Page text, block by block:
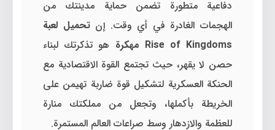
دفاعية متطورة تضمن حماية مدينتك من
الهجمات الغادرة في أي وقت. إنتحميل لعبة
Rise of Kingdoms مهكرة
هو تذكرتك لبناء
حصن لا يقهر، حيث تجتمع القوة الاقتصادية مع
الحنكة العسكرية لتشكيل قوة ضاربة تهيمن على
الخريطة بأكملها، وتجعل من مملكتك منارة
للعظمة والازدهار وسط صراعات العالم المستمرة.